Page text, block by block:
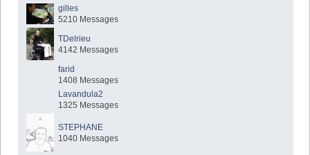
gilles
5210 Messages
TDelrieu
4142 Messages
farid
1408 Messages
Lavandula2
1325 Messages
STEPHANE
1040 Messages